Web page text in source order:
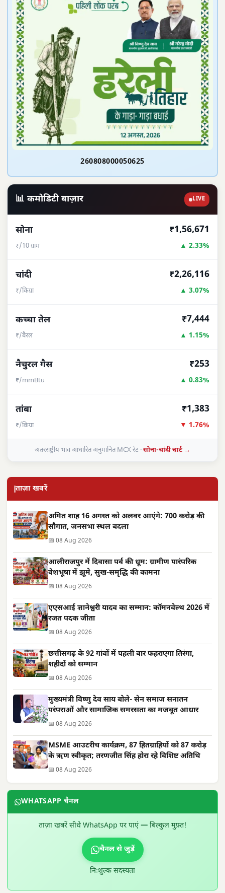
260808000050625
📊 कमोडिटी बाज़ार LIVE
सोना
₹/10 ग्राम
₹1,56,671
▲ 2.33%
चांदी
₹/किग्रा
₹2,26,116
▲ 3.07%
कच्चा तेल
₹/बैरल
₹7,444
▲ 1.15%
नैचुरल गैस
₹/mmBtu
₹253
▲ 0.83%
तांबा
₹/किग्रा
₹1,383
▼ 1.76%
अंतरराष्ट्रीय भाव आधारित अनुमानित MCX रेट ·सोना-चांदी चार्ट →
ताज़ा खबरें
अमित शाह 16 अगस्त को अलवर आएंगे: 700 करोड़ की
सौगात, जनसभा स्थल बदला
📅 08 Aug 2026
आलीराजपुर में दिवासा पर्व की धूम: ग्रामीण पारंपरिक
वेशभूषा में झूमे, सुख-समृद्धि की कामना
📅 08 Aug 2026
एएसआई ज्ञानेश्वरी यादव का सम्मान: कॉमनवेल्थ 2026 में
रजत पदक जीता
📅 08 Aug 2026
छत्तीसगढ़ के 92 गांवों में पहली बार फहराएगा तिरंगा,
शहीदों को सम्मान
📅 08 Aug 2026
मुख्यमंत्री विष्णु देव साय बोले- सेन समाज सनातन
परंपराओं और सामाजिक समरसता का मजबूत आधार
📅 08 Aug 2026
MSME आउटरीच कार्यक्रम, 87 हितग्राहियों को 87 करोड़
के ऋण स्वीकृत; तरणजीत सिंह होरा रहे विशिष्ट अतिथि
📅 08 Aug 2026
WHATSAPP चैनल
ताज़ा खबरें सीधे WhatsApp पर पाएं — बिल्कुल मुफ़्त!
चैनल से जुड़ें
निःशुल्क सदस्यता